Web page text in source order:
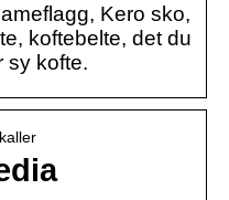
Kero sko,
koftebelte, det du
sy kofte.